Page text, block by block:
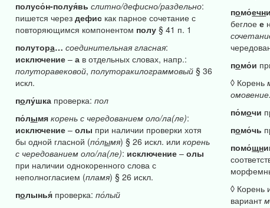
полусо́н-полуя́вь слитно/дефисно/раздельно:
пишется через дефискак парное сочетание с
повторяющимся компонентом полу§ 41 п. 1
полутора… соединительная гласная:
исключение– ав отдельных словах, напр.:
полуторавековой, полуторакилограммовый§ 36
искл.
полу́шкапроверка: пол
по́лымя корень с чередованием оло/ла(ле):
исключение– олы при наличии проверки хотя
бы одной гласной (по́лымя) § 26 искл. или корень
с чередованием оло/ла(ле): исключение– олы
при наличии однокоренного слова с
неполногласием (пламя) § 26 искл.
полынья́проверка: по́лый
помо́ечн
беглоее
помо́и
◊ Корень
омовение.
по́мочи
помо́чь
помо́щн
◊ Корень
вариант